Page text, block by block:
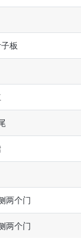
板
两个门
两个门